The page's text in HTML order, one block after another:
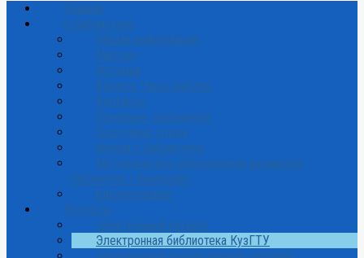
Главная
О библиотеке
Общая информация
Миссия
История
Адреса. Часы работы
Контакты
Основные документы
Доступная среда
Фильм о библиотеке
Методическое объединение вузовских
библиотек г.Кемерово
Библиотекарю
Ресурсы
Электронный каталог
Электронная библиотека КузГТУ